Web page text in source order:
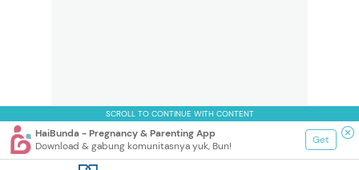
SCROLL TO CONTINUE WITH CONTENT
HaiBunda - Pregnancy & Parenting App
Download & gabung komunitasnya yuk, Bun!
Get